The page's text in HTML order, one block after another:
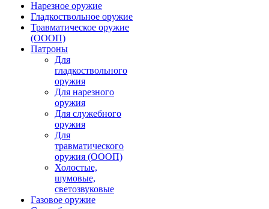
Нарезное оружие
Гладкоствольное оружие
Травматическое оружие
(ОООП)
Патроны
Для
гладкоствольного
оружия
Для нарезного
оружия
Для служебного
оружия
Для
травматического
оружия (ОООП)
Холостые,
шумовые,
светозвуковые
Газовое оружие